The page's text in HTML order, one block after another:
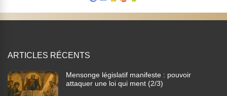
ARTICLES RÉCENTS
Mensonge législatif manifeste : pouvoir
attaquer une loi qui ment (2/3)